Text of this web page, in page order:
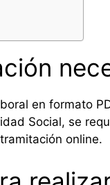
en formato
Social, se
online.